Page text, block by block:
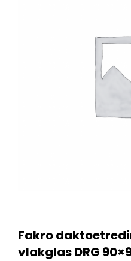
Fakro
vlakglas DRG